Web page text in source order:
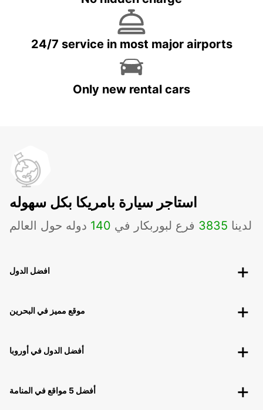
24/7 service in most major airports
Only new rental cars
استاجر سيارة بامريكا بكل سهوله
لدينا 3835 فرع لبوربكار في 140 دوله حول العالم
افضل الدول
موقع مميز في البحرين
أفضل الدول في أوروبا
أفضل 5 مواقع في المنامة